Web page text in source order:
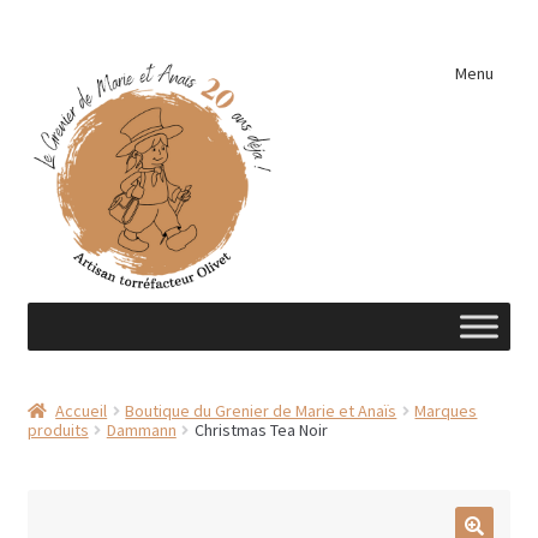
navigation
contenu
Menu
A découvrir …
Accueil Boutique du Grenier de Marie et Anaïs
Marques
produits
Dammann Christmas Tea Noir